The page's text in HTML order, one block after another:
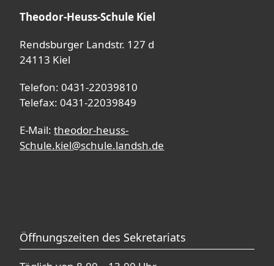
Theodor-Heuss-Schule Kiel
Rendsburger Landstr. 127 d
24113 Kiel
Telefon: 0431-22039810
Telefax: 0431-22039849
E-Mail:theodor-heuss-
Schule.kiel@schule.landsh.de
Öffnungszeiten des Sekretariats